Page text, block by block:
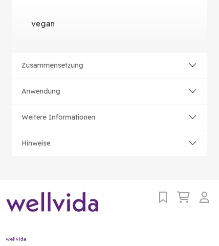
vegan
Zusammensetzung
Anwendung
Weitere Informationen
Hinweise
wellvida